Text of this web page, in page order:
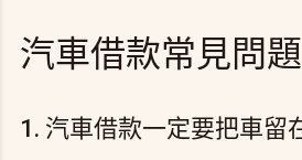
汽車借款常見問
1. 汽車借款一定要把車留